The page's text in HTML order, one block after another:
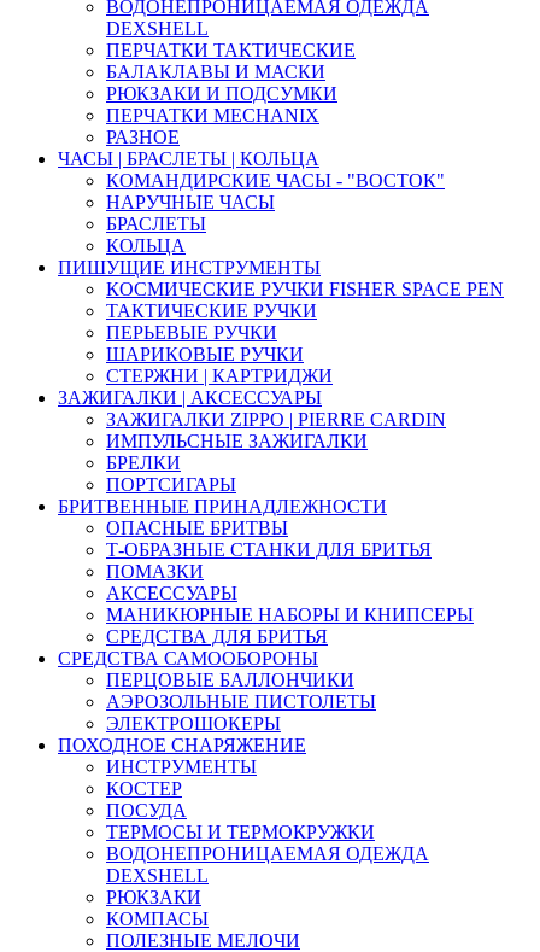
ВОДОНЕПРОНИЦАЕМАЯ ОДЕЖДА
DEXSHELL
ПЕРЧАТКИ ТАКТИЧЕСКИЕ
БАЛАКЛАВЫ И МАСКИ
РЮКЗАКИ И ПОДСУМКИ
ПЕРЧАТКИ MECHANIX
РАЗНОЕ
ЧАСЫ | БРАСЛЕТЫ | КОЛЬЦА
КОМАНДИРСКИЕ ЧАСЫ - "ВОСТОК"
НАРУЧНЫЕ ЧАСЫ
БРАСЛЕТЫ
КОЛЬЦА
ПИШУЩИЕ ИНСТРУМЕНТЫ
КОСМИЧЕСКИЕ РУЧКИ FISHER SPACE PEN
ТАКТИЧЕСКИЕ РУЧКИ
ПЕРЬЕВЫЕ РУЧКИ
ШАРИКОВЫЕ РУЧКИ
СТЕРЖНИ | КАРТРИДЖИ
ЗАЖИГАЛКИ | АКСЕССУАРЫ
ЗАЖИГАЛКИ ZIPPO | PIERRE CARDIN
ИМПУЛЬСНЫЕ ЗАЖИГАЛКИ
БРЕЛКИ
ПОРТСИГАРЫ
БРИТВЕННЫЕ ПРИНАДЛЕЖНОСТИ
ОПАСНЫЕ БРИТВЫ
Т-ОБРАЗНЫЕ СТАНКИ ДЛЯ БРИТЬЯ
ПОМАЗКИ
АКСЕССУАРЫ
МАНИКЮРНЫЕ НАБОРЫ И КНИПСЕРЫ
СРЕДСТВА ДЛЯ БРИТЬЯ
СРЕДСТВА САМООБОРОНЫ
ПЕРЦОВЫЕ БАЛЛОНЧИКИ
АЭРОЗОЛЬНЫЕ ПИСТОЛЕТЫ
ЭЛЕКТРОШОКЕРЫ
ПОХОДНОЕ СНАРЯЖЕНИЕ
ИНСТРУМЕНТЫ
КОСТЕР
ПОСУДА
ТЕРМОСЫ И ТЕРМОКРУЖКИ
ВОДОНЕПРОНИЦАЕМАЯ ОДЕЖДА
DEXSHELL
РЮКЗАКИ
КОМПАСЫ
ПОЛЕЗНЫЕ МЕЛОЧИ